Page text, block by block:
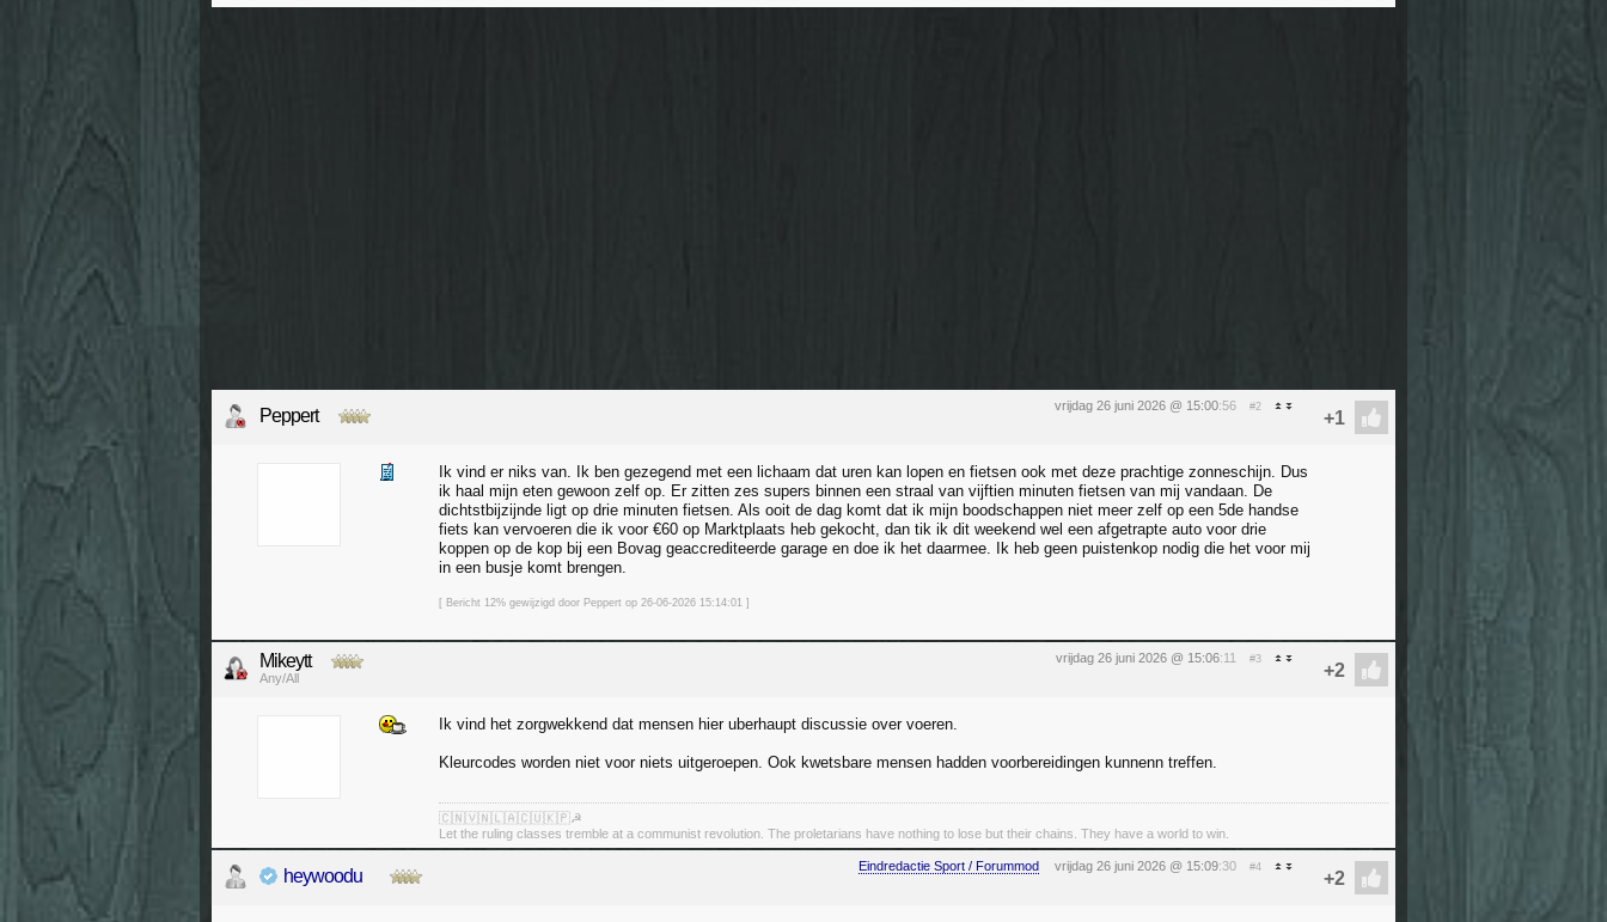
vrijdag 26 juni 2026 @ 15:00:56 #2
Peppert
Ik vind er niks van. Ik ben gezegend met een lichaam dat uren kan lopen en fietsen ook met deze prachtige zonneschijn. Dus
ik haal mijn eten gewoon zelf op. Er zitten zes supers binnen een straal van vijftien minuten fietsen van mij vandaan. De
dichtstbijzijnde ligt op drie minuten fietsen. Als ooit de dag komt dat ik mijn boodschappen niet meer zelf op een 5de handse
fiets kan vervoeren die ik voor €60 op Marktplaats heb gekocht, dan tik ik dit weekend wel een afgetrapte auto voor drie
koppen op de kop bij een Bovag geaccrediteerde garage en doe ik het daarmee. Ik heb geen puistenkop nodig die het voor mij
in een busje komt brengen.
[ Bericht 12% gewijzigd door Peppert op 26-06-2026 15:14:01 ]
vrijdag 26 juni 2026 @ 15:06:11 #3
Mikeytt
Any/All
Ik vind het zorgwekkend dat mensen hier uberhaupt discussie over voeren.
Kleurcodes worden niet voor niets uitgeroepen. Ook kwetsbare mensen hadden voorbereidingen kunnenn treffen.
🇨🇳🇻🇳🇱🇦🇨🇺🇰🇵☭
Let the ruling classes tremble at a communist revolution. The proletarians have nothing to lose but their chains. They have a world to win.
Eindredactie Sport / Forummod vrijdag 26 juni 2026 @ 15:09:30 #4
heywoodu